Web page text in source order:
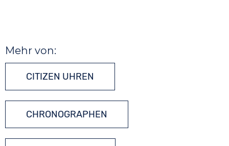
Mehr von:
CITIZEN UHREN
CHRONOGRAPHEN